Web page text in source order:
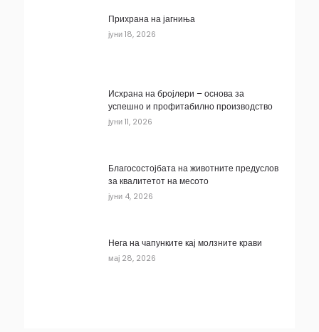
Прихрана на јагниња
јуни 18, 2026
Исхрана на бројлери – основа за
успешно и профитабилно производство
јуни 11, 2026
Благосостојбата на животните предуслов
за квалитетот на месото
јуни 4, 2026
Нега на чапунките кај молзните крави
мај 28, 2026